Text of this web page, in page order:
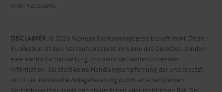
Ihrer Hausbank.
DISCLAIMER : © 2026 Monega Kapitalanlagegesellschaft mbH. Diese
Publikation ist kein Verkaufsprospekt im Sinne des Gesetzes, sondern
eine werbliche Darstellung und dient der weiterführenden
Information. Sie stellt keine Handlungsempfehlung dar und ersetzt
nicht die individuelle Anlageberatung durch eine Bank/einen
Vertriebspartner sowie den steuerlichen oder rechtlichen Rat. Der